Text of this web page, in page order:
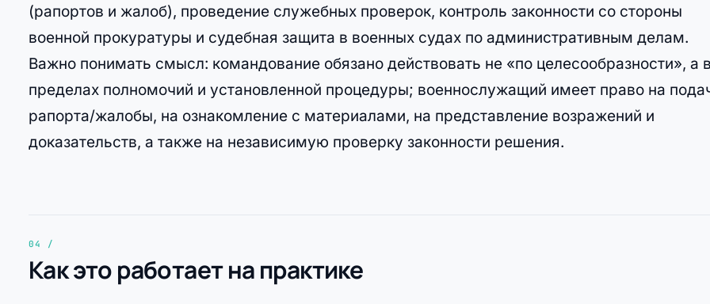
(рапортов и жалоб), проведение служебных проверок, контроль законности со стороны
военной прокуратуры и судебная защита в военных судах по административным делам.
Важно понимать смысл: командование обязано действовать не «по целесообразности», а
пределах полномочий и установленной процедуры; военнослужащий имеет право на
рапорта/жалобы, на ознакомление с материалами, на представление возражений и
доказательств, а также на независимую проверку законности решения.
Как это работает на практике